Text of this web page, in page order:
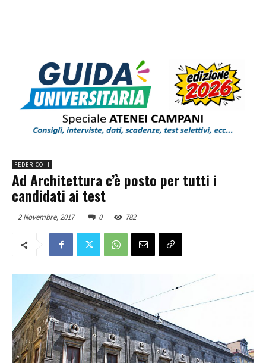
FEDERICO II
Ad Architettura c’è posto per tutti i
candidati ai test
2 Novembre, 2017 0 782